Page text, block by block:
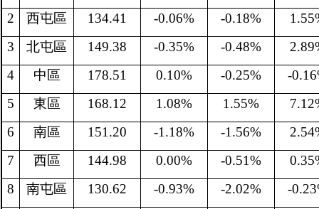
2 西屯區 134.41 -0.06% -0.18%
3
北屯區 149.38 -0.35% -0.48%
4
中區 178.51 0.10% -0.25%
-
5
東區 168.12 1.08% 1.55%
6
南區 151.20 -1.18% -1.56%
7
西區 144.98 0.00% -0.51%
8
南屯區 130.62 -0.93% -2.02%
-